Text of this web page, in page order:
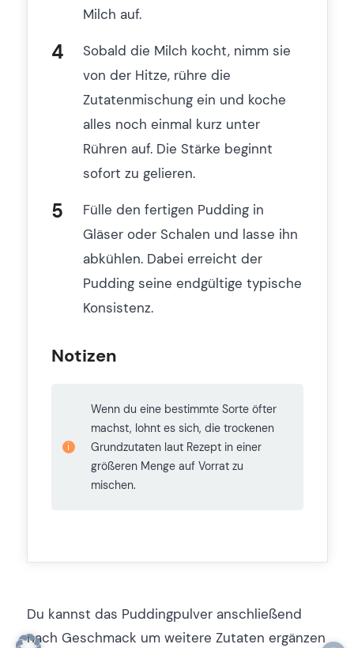
Milch auf.
Sobald die Milch kocht, nimm sie
von der Hitze, rühre die
Zutatenmischung ein und koche
alles noch einmal kurz unter
Rühren auf. Die Stärke beginnt
sofort zu gelieren.
Fülle den fertigen Pudding in
Gläser oder Schalen und lasse ihn
abkühlen. Dabei erreicht der
Pudding seine endgültige typische
Konsistenz.
Notizen
Wenn du eine bestimmte Sorte öfter
machst, lohnt es sich, die trockenen
Grundzutaten laut Rezept in einer
größeren Menge auf Vorrat zu
mischen.
Du kannst das Puddingpulver anschließend
nach Geschmack um weitere Zutaten ergänzen